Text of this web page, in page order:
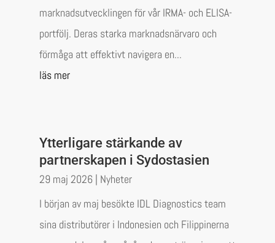
marknadsutvecklingen för vår IRMA- och ELISA-
portfölj. Deras starka marknadsnärvaro och
förmåga att effektivt navigera en...
läs mer
Ytterligare stärkande av
partnerskapen i Sydostasien
29 maj 2026| Nyheter
I början av maj besökte IDL Diagnostics team
sina distributörer i Indonesien och Filippinerna